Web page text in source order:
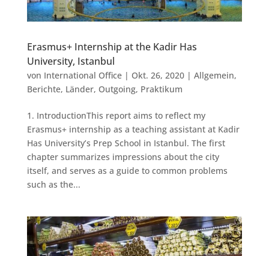
Erasmus+ Internship at the Kadir Has
University, Istanbul
von International Office| Okt. 26, 2020| Allgemein,
Berichte, Länder, Outgoing, Praktikum
1. IntroductionThis report aims to reflect my
Erasmus+ internship as a teaching assistant at Kadir
Has University’s Prep School in Istanbul. The first
chapter summarizes impressions about the city
itself, and serves as a guide to common problems
such as the...